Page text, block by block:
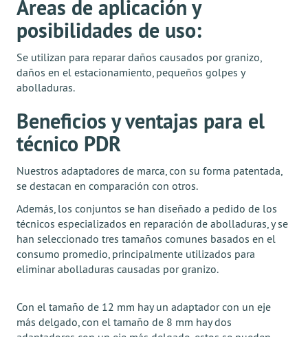
Áreas de aplicación y
posibilidades de uso:
Se utilizan para reparar daños causados por granizo,
daños en el estacionamiento, pequeños golpes y
abolladuras.
Beneficios y ventajas para el
técnico PDR
Nuestros adaptadores de marca, con su forma patentada,
se destacan en comparación con otros.
Además, los conjuntos se han diseñado a pedido de los
técnicos especializados en reparación de abolladuras, y se
han seleccionado tres tamaños comunes basados en el
consumo promedio, principalmente utilizados para
eliminar abolladuras causadas por granizo.
Con el tamaño de 12 mm hay un adaptador con un eje
más delgado, con el tamaño de 8 mm hay dos